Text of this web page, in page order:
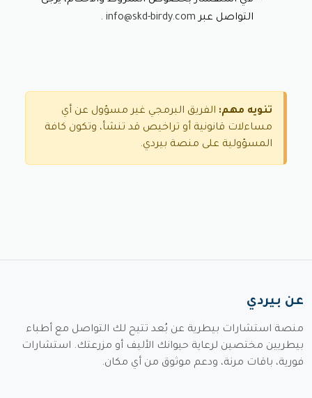
التواصل عبر info@skd-birdy.com .
تنويه مهم: الفريق البرمجي غير مسؤول عن أي
مساءلات قانونية أو تراخيص قد تنشأ، وتكون كافة
المسؤولية على منصة بيردي.
عن بيردي
منصة استشارات بيطرية عن بُعد تتيح لك التواصل مع أطباء
بيطريين مختصين لرعاية حيوانك الأليف أو مزرعتك. استشارات
فورية، باقات مرنة، ودعم موثوق من أي مكان.